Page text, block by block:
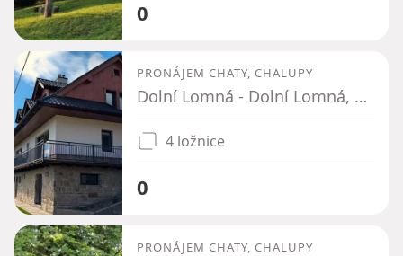
0
PRONÁJEM CHATY, CHALUPY
Dolní Lomná - Dolní Lomná, Moravskoslezský kraj
4 ložnice
0
PRONÁJEM CHATY, CHALUPY